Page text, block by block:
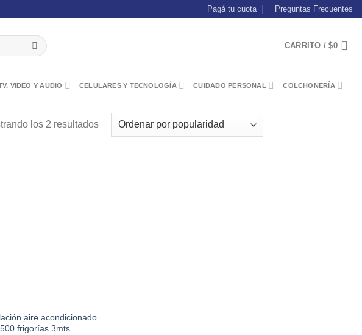
Pagá tu cuota Preguntas Frecuentes
CARRITO /$0
VIDEO Y AUDIO CELULARES Y TECNOLOGÍA CUIDADO PERSONAL COLCHONERÍA
los 2 resultados
aire acondicionado
frigorías 3mts